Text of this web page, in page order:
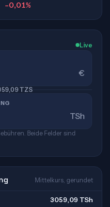
-0,01%
Live
€
TZS
TSh
Beide Felder sind
Mittelkurs, gerundet
3059,09 TSh